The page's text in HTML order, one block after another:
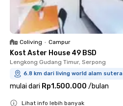
Coliving • Campur
Kost Aster House 49 BSD
Lengkong Gudang Timur, Serpong
6.8 km dari living world alam sutera
mulai dari Rp1.500.000 /bulan
Lihat info lebih banyak